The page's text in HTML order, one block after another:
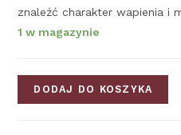
znaleźć charakter wapienia i
1 w magazynie
DODAJ DO KOSZYKA